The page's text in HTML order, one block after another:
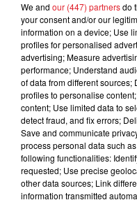
RDL VOYANCE
01 MARS 2023
We and our (447) partnersdo
your consent and/or our
information on a device; Use
profiles for personalised
advertising; Measure
performance; Understand
of data from different
profiles to personalise
content; Use limited data to
detect fraud, and fix errors;
Save and communicate
process personal data such
following functionalities:
requested; Use precise
other data sources; Link
information transmitted